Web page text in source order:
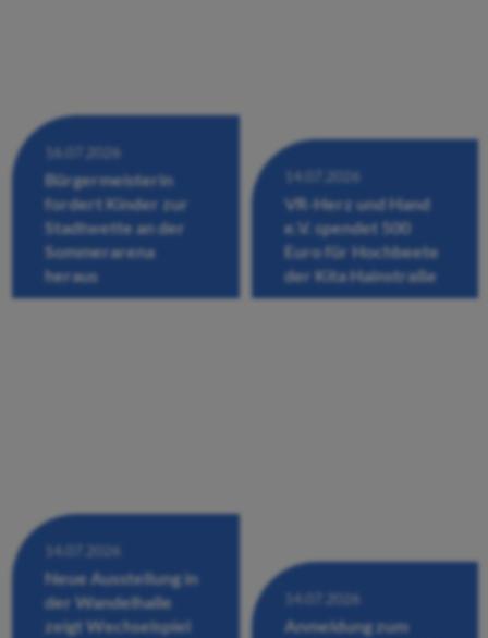
16.07.2026
Bürgermeisterin
fordert Kinder zur
Stadtwette an der
Sommerarena
heraus
14.07.2026
VR-Herz und Hand
e.V. spendet 500
Euro für Hochbeete
der Kita Hainstraße
14.07.2026
Neue Ausstellung in
der Wandelhalle
zeigt Wechselspiel
14.07.2026
Anmeldung zum